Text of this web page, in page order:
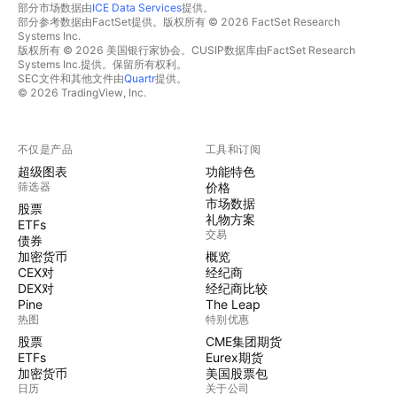
部分市场数据由ICE Data Services提供。
部分参考数据由FactSet提供。版权所有 © 2026 FactSet Research
Systems Inc.
版权所有 © 2026 美国银行家协会。CUSIP数据库由FactSet Research
Systems Inc.提供。保留所有权利。
SEC文件和其他文件由Quartr提供。
© 2026 TradingView, Inc.
不仅是产品
超级图表
筛选器
股票
ETFs
债券
加密货币
CEX对
DEX对
Pine
热图
股票
ETFs
加密货币
日历
工具和订阅
功能特色
价格
市场数据
礼物方案
交易
概览
经纪商
经纪商比较
The Leap
特别优惠
CME集团期货
Eurex期货
美国股票包
关于公司